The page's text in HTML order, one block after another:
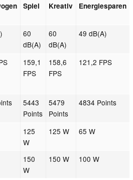
Spiel Kreativ Energiesparen
60
dB(A)
60
dB(A)
49 dB(A)
159,1
FPS
158,6
FPS
121,2 FPS
5443
Points
5479
Points
4834 Points
125
W
125 W 65 W
150
W
150 W 100 W